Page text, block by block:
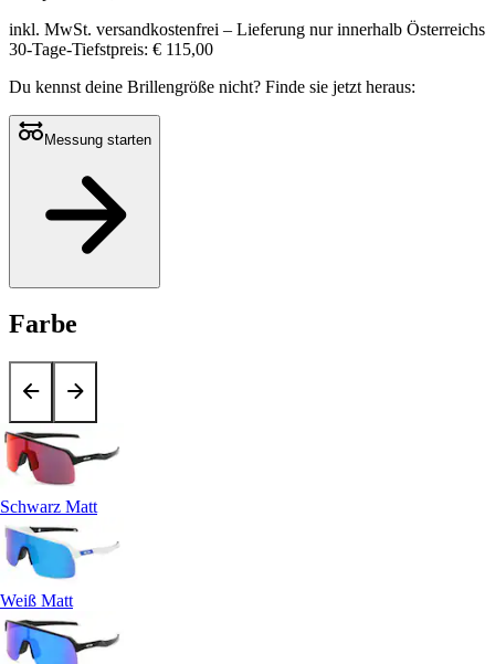
inkl. MwSt. versandkostenfrei – Lieferung nur innerhalb Österreichs
30-Tage-Tiefstpreis: € 115,00
Du kennst deine Brillengröße nicht? Finde sie jetzt heraus:
Messung starten
Farbe
Schwarz Matt
Weiß Matt